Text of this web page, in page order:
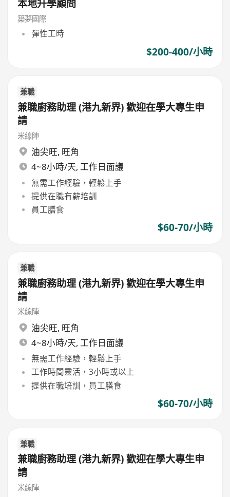
本地升學顧問
築夢國際
彈性工時
$200-400/小時
兼職
兼職廚務助理 (港九新界) 歡迎在學大專生申
請
米線陣
油尖旺, 旺角
4~8小時/天, 工作日面議
無需工作經驗，輕鬆上手
提供在職有薪培訓
員工膳食
$60-70/小時
兼職
兼職廚務助理 (港九新界) 歡迎在學大專生申
請
米線陣
油尖旺, 旺角
4~8小時/天, 工作日面議
無需工作經驗，輕鬆上手
工作時間靈活，3小時或以上
提供在職培訓，員工膳食
$60-70/小時
兼職
兼職廚務助理 (港九新界) 歡迎在學大專生申
請
米線陣